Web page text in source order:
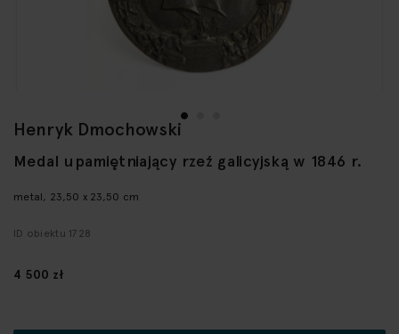
Przejdź
galerii
Henryk Dmochowski
metal, 23,50 x 23,50 cm
Medal upamiętniający rzeź galicyjską w 1846 r.
ID obiektu 1728
4 500 zł